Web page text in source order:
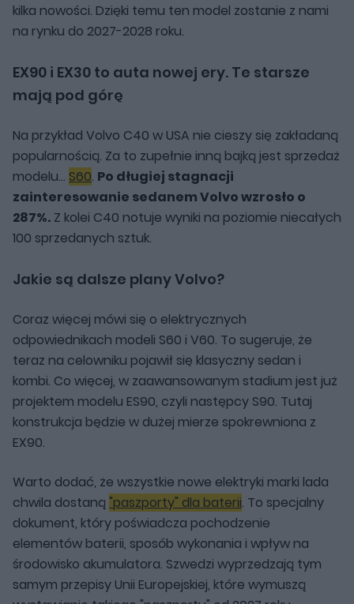
kilka nowości. Dzięki temu ten model zostanie z nami
na rynku do 2027-2028 roku.
EX90 i EX30 to auta nowej ery. Te starsze
mają pod górę
Na przykład Volvo C40 w USA nie cieszy się zakładaną
popularnością. Za to zupełnie inną bajką jest sprzedaż
modelu... S60. Po długiej stagnacji
zainteresowanie sedanem Volvo wzrosło o
287%. Z kolei C40 notuje wyniki na poziomie niecałych
100 sprzedanych sztuk.
Jakie są dalsze plany Volvo?
Coraz więcej mówi się o elektrycznych
odpowiednikach modeli S60 i V60. To sugeruje, że
teraz na celowniku pojawił się klasyczny sedan i
kombi. Co więcej, w zaawansowanym stadium jest już
projektem modelu ES90, czyli następcy S90. Tutaj
konstrukcja będzie w dużej mierze spokrewniona z
EX90.
Warto dodać, że wszystkie nowe elektryki marki lada
chwila dostaną "paszporty" dla baterii. To specjalny
dokument, który poświadcza pochodzenie
elementów baterii, sposób wykonania i wpływ na
środowisko akumulatora. Szwedzi wyprzedzają tym
samym przepisy Unii Europejskiej, które wymuszą